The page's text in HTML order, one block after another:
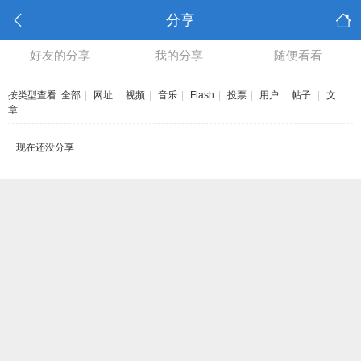
分享
好友的分享 我的分享 随便看看
按类型查看: 全部 网址 视频 音乐 Flash 投票 用户 帖子
文
章
现在还没分享